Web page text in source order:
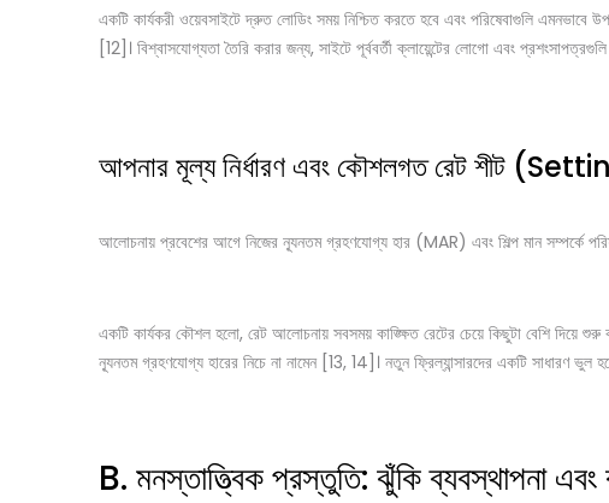
একটি কার্যকরী ওয়েবসাইটে দ্রুত লোডিং সময় নিশ্চিত করতে হবে এবং পরিষেবাগুলি এমনভাবে
[12]। বিশ্বাসযোগ্যতা তৈরি করার জন্য, সাইটে পূর্ববর্তী ক্লায়েন্টের লোগো এবং
আপনার মূল্য নির্ধারণ এবং কৌশলগত রেট শীট
আলোচনায় প্রবেশের আগে নিজের ন্যূনতম গ্রহণযোগ্য হার (MAR) এবং শিল্প মান সম্পর্কে
একটি কার্যকর কৌশল হলো, রেট আলোচনায় সবসময় কাঙ্ক্ষিত রেটের চেয়ে কিছুটা বেশি দিয়ে
ন্যূনতম গ্রহণযোগ্য হারের নিচে না নামেন [13, 14]। নতুন ফ্রিল্যান্সারদের একটি সাধারণ ভুল
B. মনস্তাত্ত্বিক প্রস্তুতি: ঝুঁকি ব্যবস্থাপনা এবং